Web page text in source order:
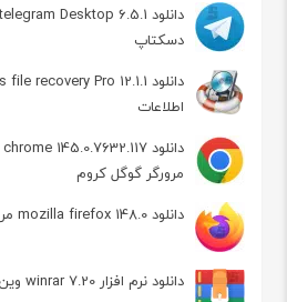
دسکتاپ
اطلاعات
مرورگر گوگل کروم
دانلود mozilla firefox 148.0 مرورگر موزیلا فایرفاکس
دانلود نرم افزار winrar 7.20 وین رار